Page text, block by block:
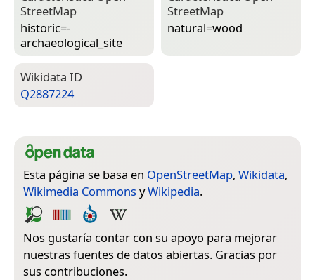
Street­Map
historic=­
archaeological_site
Street­Map
natural=­wood
Wiki­data ID
Q2887224
Esta página se basa en OpenStreetMap, Wikidata,
Wikimedia Commons yWikipedia.
Nos gustaría contar con su apoyo para mejorar
nuestras fuentes de datos abiertas. Gracias por
sus contribuciones.